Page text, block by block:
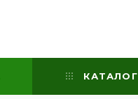
КАТАЛОГ